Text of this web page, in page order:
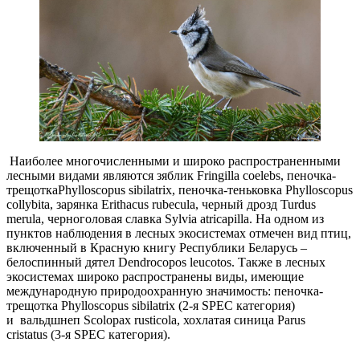
Наиболее многочисленными и широко распространенными
лесными видами являются зяблик Fringilla coelebs, пеночка-
трещоткаPhylloscopus sibilatrix, пеночка-теньковка Phylloscopus
collybita, зарянка Erithacus rubecula, черный дрозд Turdus
merula, черноголовая славка Sylvia atricapilla. На одном из
пунктов наблюдения в лесных экосистемах отмечен вид птиц,
включенный в Красную книгу Республики Беларусь –
белоспинный дятел Dendrocopos leucotos. Также в лесных
экосистемах широко распространены виды, имеющие
международную природоохранную значимость: пеночка-
трещотка Phylloscopus sibilatrix (2-я SPEC категория)
и вальдшнеп Scolopax rusticola, хохлатая синица Parus
cristatus (3-я SPEC категория).